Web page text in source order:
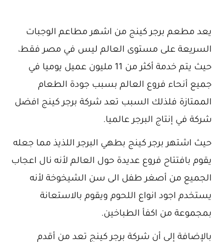
يعد مطعم برجر كينج من اشهر مطاعم الوجبات
السريعة على مستوى العالم ليس في مصر فقط،
حيث يتم خدمة أكثر من 11 مليون عميل يوميا في
جميع أنحاء فروع العالم بسبب جودة الطعام
الممتازة فلذلك السبب تعد شركة برجر كينج افضل
شركة في إنتاج البرجر عالميا.
حيث اشتهر برجر كينج بطهي البرجر اللذيذ مما جعله
يقوم بافتتاح فروع عديدة حول العالم لأنه نال اعجاب
الجميع من أصغر طفل الى سن الشيخوخة لأنه
يستخدم اجود انواع اللحوم ويقوم بالاستعانة
بمجموعة من اكفأ الطباخين.
بالإضافة إلى أن شركة برجر كينج تعد من أقدم